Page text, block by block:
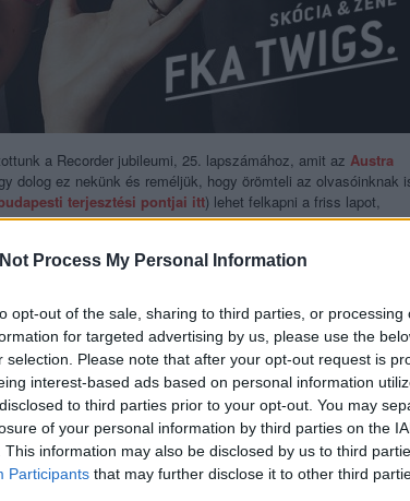
Process My Personal Information
opt-out of the sale, sharing to third parties, or processing
for targeted advertising by us, please use the
selection. Please note that after your opt-out request is
interest-based ads based on personal information
to third parties prior to your opt-out. You may
of your personal information by third parties on the
This information may also be disclosed by us to third
Participants that may further disclose it to other third
a Recorder jubileumi, 25. lapszámához, amit az Austra
dolog ez nekünk és reméljük, hogy örömteli az olvasóinknak
terjesztési pontjai itt) lehet felkapni a friss lapot,
hiszen szeptember 18-án Skócia arról népszavaz, hogy
is nézzük - fontos kérdés. Ahogyan az is fontos, hogy ebben
András(a Magyar Narancs zenerovatának szerkesztője),
legforróbb jelenségét, a bemutatkozó lemezét nemrég
keresniés lehet szeretni Magyarország egyetlen popzenei
tartalom!